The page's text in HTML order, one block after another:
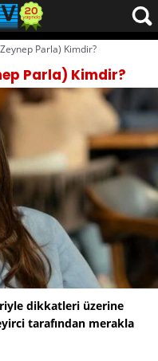
Parla) Kimdir?
Parla) Kimdir?
dikkatleri üzerine
tarafından merakla